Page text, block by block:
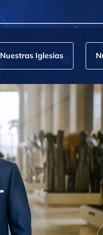
Nuestras Iglesias